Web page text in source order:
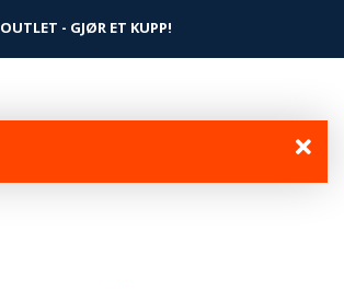
Infosenter Favoritter
OUTLET - GJØR ET KUPP!